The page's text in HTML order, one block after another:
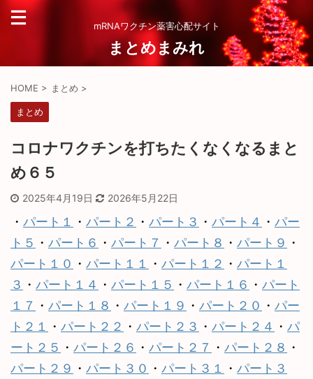
mRNAワクチン薬害心配サイト
まとめまみれ
HOME > まとめ >
まとめ
コロナワクチンを打ちたくなくなるまと
め６５
2025年4月19日 2026年5月22日
・ パート１ ・ パート２ ・ パート３ ・ パート４ ・ パー
ト５ ・ パート６ ・ パート７ ・ パート８ ・ パート９ ・
パート１０ ・ パート１１ ・ パート１２ ・ パート１
３ ・ パート１４ ・ パート１５ ・ パート１６ ・ パート
１７ ・ パート１８ ・ パート１９ ・ パート２０ ・ パー
ト２１ ・ パート２２ ・ パート２３ ・ パート２４ ・ パ
ート２５ ・ パート２６ ・ パート２７ ・ パート２８ ・
パート２９ ・ パート３０ ・ パート３１ ・ パート３